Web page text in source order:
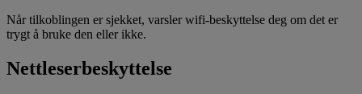
Når tilkoblingen er sjekket, varsler wifi-beskyttelse deg om det er
trygt å bruke den eller ikke.​
Nettleserbeskyttelse